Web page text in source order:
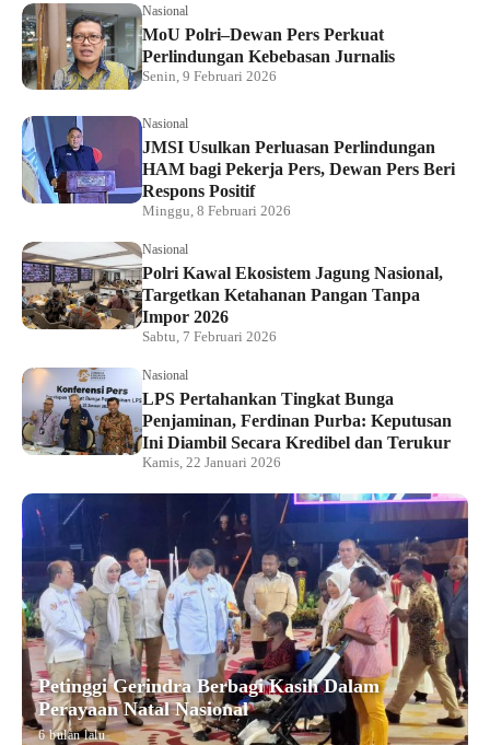
Nasional
MoU Polri–Dewan Pers Perkuat
Perlindungan Kebebasan Jurnalis
Senin, 9 Februari 2026
Nasional
JMSI Usulkan Perluasan Perlindungan
HAM bagi Pekerja Pers, Dewan Pers Beri
Respons Positif
Minggu, 8 Februari 2026
Nasional
Polri Kawal Ekosistem Jagung Nasional,
Targetkan Ketahanan Pangan Tanpa
Impor 2026
Sabtu, 7 Februari 2026
Nasional
LPS Pertahankan Tingkat Bunga
Penjaminan, Ferdinan Purba: Keputusan
Ini Diambil Secara Kredibel dan Terukur
Kamis, 22 Januari 2026
Petinggi Gerindra Berbagi Kasih Dalam
Perayaan Natal Nasional
6 bulan lalu